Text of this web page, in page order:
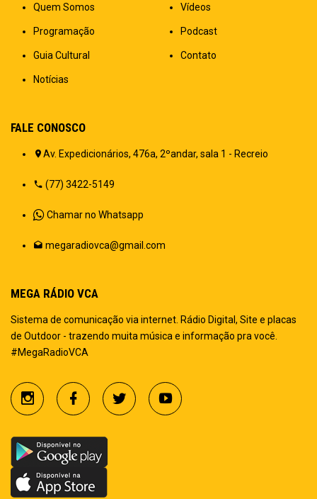
Quem Somos
Programação
Guia Cultural
Notícias
Vídeos
Podcast
Contato
FALE CONOSCO
Av. Expedicionários, 476a, 2ºandar, sala 1 - Recreio
(77) 3422-5149
Chamar no Whatsapp
megaradiovca@gmail.com
MEGA RÁDIO VCA
Sistema de comunicação via internet. Rádio Digital, Site e placas
de Outdoor - trazendo muita música e informação pra você.
#MegaRadioVCA